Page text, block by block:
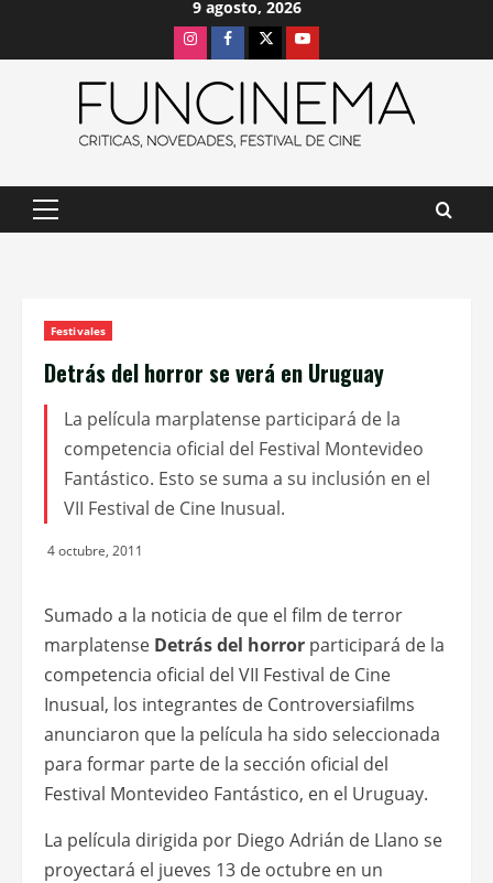
9 agosto, 2026
InstagramFacebook
X Youtube
Menú
Festivales
Detrás del horror se verá en Uruguay
La película marplatense participará de la
competencia oficial del Festival Montevideo
Fantástico. Esto se suma a su inclusión en el
VII Festival de Cine Inusual.
4 octubre, 2011
Sumado a la noticia de que el film de terror
marplatense Detrás del horror participará de la
competencia oficial del VII Festival de Cine
Inusual, los integrantes de Controversiafilms
anunciaron que la película ha sido seleccionada
para formar parte de la sección oficial del
Festival Montevideo Fantástico, en el Uruguay.
La película dirigida por Diego Adrián de Llano se
proyectará el jueves 13 de octubre en un